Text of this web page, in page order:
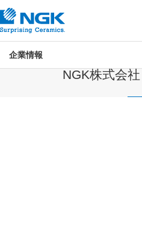
企業情報
NGK株式会